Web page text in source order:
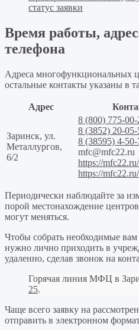
статус заявки
Время работы,
телефона
Адреса многофункциональных
остальные контакты указаны в
Адрес
Заринск, ул.
Металлургов,
6/2
8 (800) 775-00-
8 (3852) 20-05-
8 (38595) 4-50-
mfc@mfc22.ru
https://mfc22.ru/
https://
Периодически наблюдайте за
порой местонахождение
могут меняться.
Чтобы собрать необходимые
нужно лично приходить в
удаленно, сделав звонок на
Горячая линия МФЦ в
25.
Чаще всего заявку на
отправить в электронном